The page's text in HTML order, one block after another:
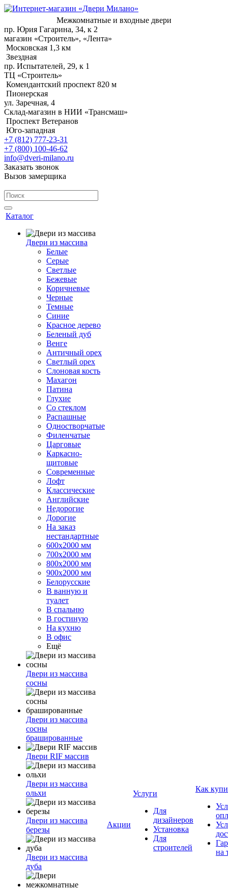
Межкомнатные и входные двери
пр. Юрия Гагарина, 34, к 2
магазин «Строитель», «Лента»
Московская 1,3 км
Звездная
пр. Испытателей, 29, к 1
ТЦ «Строитель»
Комендантский проспект 820 м
Пионерская
ул. Заречная, 4
Склад-магазин в НИИ «Трансмаш»
Проспект Ветеранов
Юго-западная
+7 (812) 777-23-31
+7 (800) 100-46-62
info@dveri-milano.ru
Заказать звонок
Вызов замерщика
Каталог
Двери из массива
Белые
Серые
Светлые
Бежевые
Коричневые
Черные
Темные
Синие
Красное дерево
Беленый дуб
Венге
Античный орех
Светлый орех
Слоновая кость
Махагон
Патина
Глухие
Со стеклом
Распашные
Одностворчатые
Филенчатые
Царговые
Каркасно-
щитовые
Современные
Лофт
Классические
Английские
Недорогие
Дорогие
На заказ
нестандартные
600х2000 мм
700х2000 мм
800х2000 мм
900х2000 мм
Белорусские
В ванную и
туалет
В спальню
В гостиную
На кухню
В офис
Ещё
Двери из массива
сосны
Двери из массива
сосны
брашированные
Двери RIF массив
Двери из массива
ольхи
Двери из массива
березы
Двери из массива
дуба
Акции
Услуги
Для
дизайнеров
Установка
Для
строителей
Как
на